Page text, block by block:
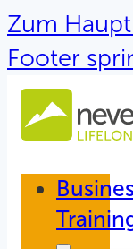
Zum
Footer